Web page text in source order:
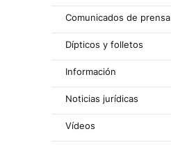
Comunicados de prensa
Dípticos y folletos
Información
Noticias jurídicas
Vídeos